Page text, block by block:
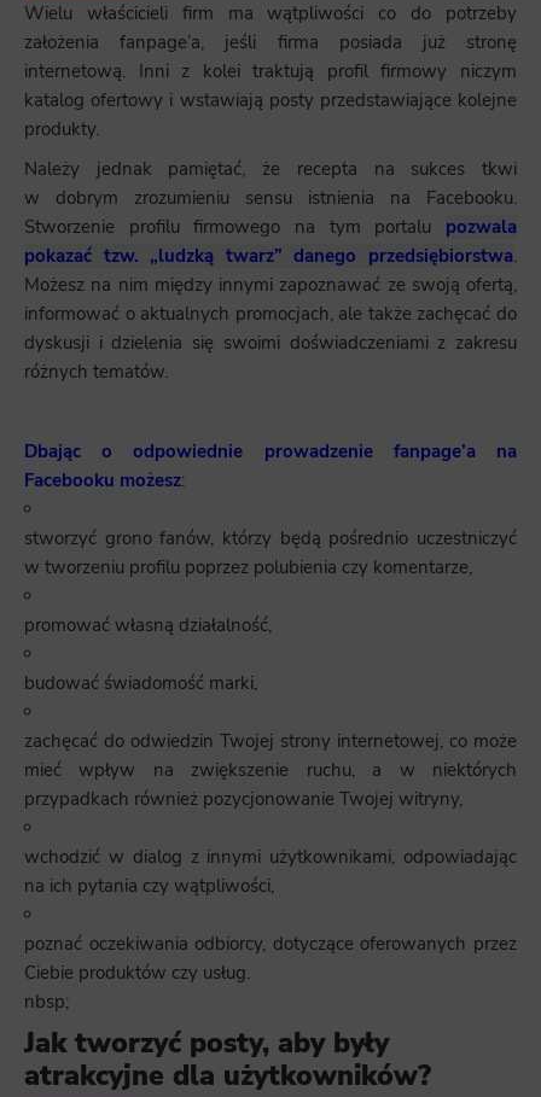
Wielu właścicieli firm ma wątpliwości co do potrzeby
założenia fanpage’a, jeśli firma posiada już stronę
internetową. Inni z kolei traktują profil firmowy niczym
katalog ofertowy i wstawiają posty przedstawiające kolejne
produkty.
Należy jednak pamiętać, że recepta na sukces tkwi
w dobrym zrozumieniu sensu istnienia na Facebooku.
Stworzenie profilu firmowego na tym portalu pozwala
pokazać tzw. „ludzką twarz” danego przedsiębiorstwa.
Możesz na nim między innymi zapoznawać ze swoją ofertą,
informować o aktualnych promocjach, ale także zachęcać do
dyskusji i dzielenia się swoimi doświadczeniami z zakresu
różnych tematów.
Dbając o odpowiednie prowadzenie fanpage’a na
Facebooku możesz:
stworzyć grono fanów, którzy będą pośrednio uczestniczyć
w tworzeniu profilu poprzez polubienia czy komentarze,
promować własną działalność,
budować świadomość marki,
zachęcać do odwiedzin Twojej strony internetowej, co może
mieć wpływ na zwiększenie ruchu, a w niektórych
przypadkach również pozycjonowanie Twojej witryny,
wchodzić w dialog z innymi użytkownikami, odpowiadając
na ich pytania czy wątpliwości,
poznać oczekiwania odbiorcy, dotyczące oferowanych przez
Ciebie produktów czy usług.
nbsp;
Jak tworzyć posty, aby były
atrakcyjne dla użytkowników?